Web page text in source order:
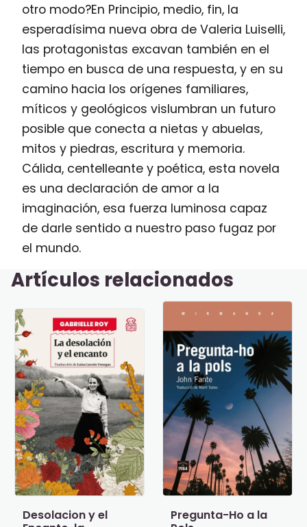
otro modo?En Principio, medio, fin, la
esperadísima nueva obra de Valeria Luiselli,
las protagonistas excavan también en el
tiempo en busca de una respuesta, y en su
camino hacia los orígenes familiares,
míticos y geológicos vislumbran un futuro
posible que conecta a nietas y abuelas,
mitos y piedras, escritura y memoria.
Cálida, centelleante y poética, esta novela
es una declaración de amor a la
imaginación, esa fuerza luminosa capaz
de darle sentido a nuestro paso fugaz por
el mundo.
Artículos relacionados
Desolacion y el
Pregunta-Ho a la